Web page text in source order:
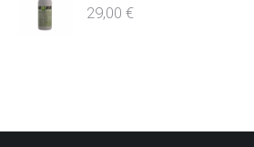
29,00 €